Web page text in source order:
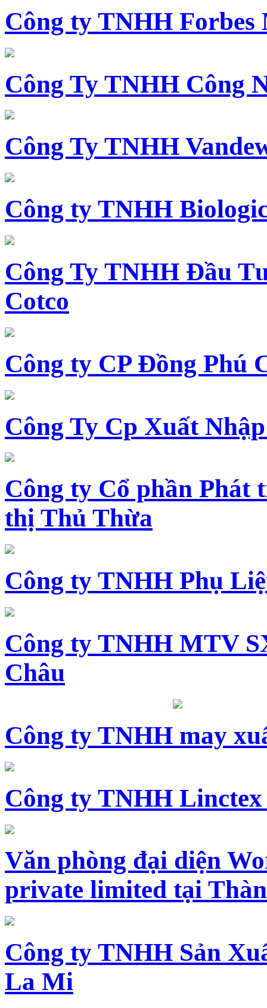
Công ty TNHH
Công Ty TNHH Công
Công Ty TNHH
Công ty TNHH
Công Ty TNHH Đầu
Cotco
Công ty CP Đồng Phú
Công Ty Cp Xuất
Công ty Cổ phần Phát
thị Thủ Thừa
Công ty TNHH Phụ
Công ty TNHH MTV
Châu
Công ty TNHH may
Công ty TNHH Linctex
Văn phòng đại diện
private limited tại
Công ty TNHH Sản
La Mi